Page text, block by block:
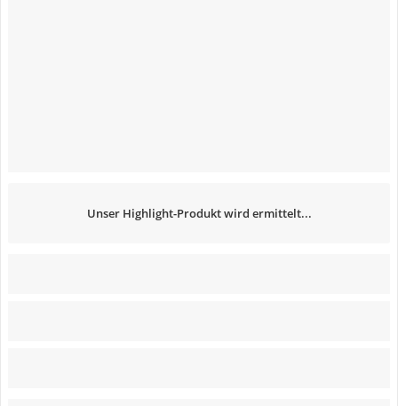
Unser Highlight-Produkt wird ermittelt...